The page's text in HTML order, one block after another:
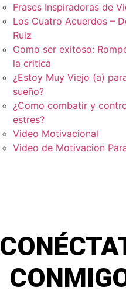
Frases Inspiradoras de
Los Cuatro Acuerdos –
Ruiz
Como ser exitoso:
la critica
¿Estoy Muy Viejo (a)
sueño?
¿Como combatir y
estres?
Video Motivacional
Video de Motivacion